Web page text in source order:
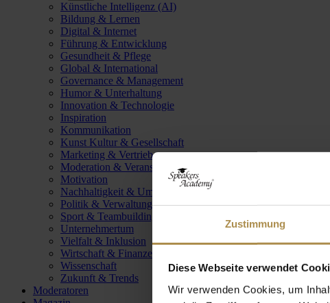
Zustimmung
Diese Webseite verwendet
Wir verwenden Cookies, um
Künstliche Intelligenz (AI)
Bildung & Lernen
Digital & Internet
Führung & Entwicklung
Gesundheit & Pflege
Global & International
Governance & Management
Humor & Unterhaltung
Innovation & Technologie
Inspiration
Kommunikation
Kunst Kultur & Gesellschaft
Marketing & Vertrieb
Moderation & Veranstaltungsleitung
Motivation
Nachhaltigkeit & Umwelt
Politik & Verwaltung
Sport & Teambuilding
Unternehmertum
Vielfalt & Inklusion
Wirtschaft & Finanzen
Wissenschaft
Zukunft & Trends
Moderatoren